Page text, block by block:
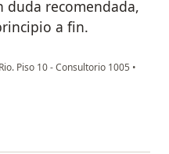
duda recomendada,
a fin.
Piso 10 - Consultorio 1005 •